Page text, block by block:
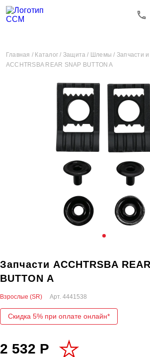
Главная / Каталог / Защита / Шлемы / Запчасти
ACCHTRSBA REAR SNAP BUTTON A
Запчасти ACCHTRSBA
BUTTON A
Взрослые (SR) Арт. 4441538
Скидка 5% при оплате онлайн*
2 532 Р